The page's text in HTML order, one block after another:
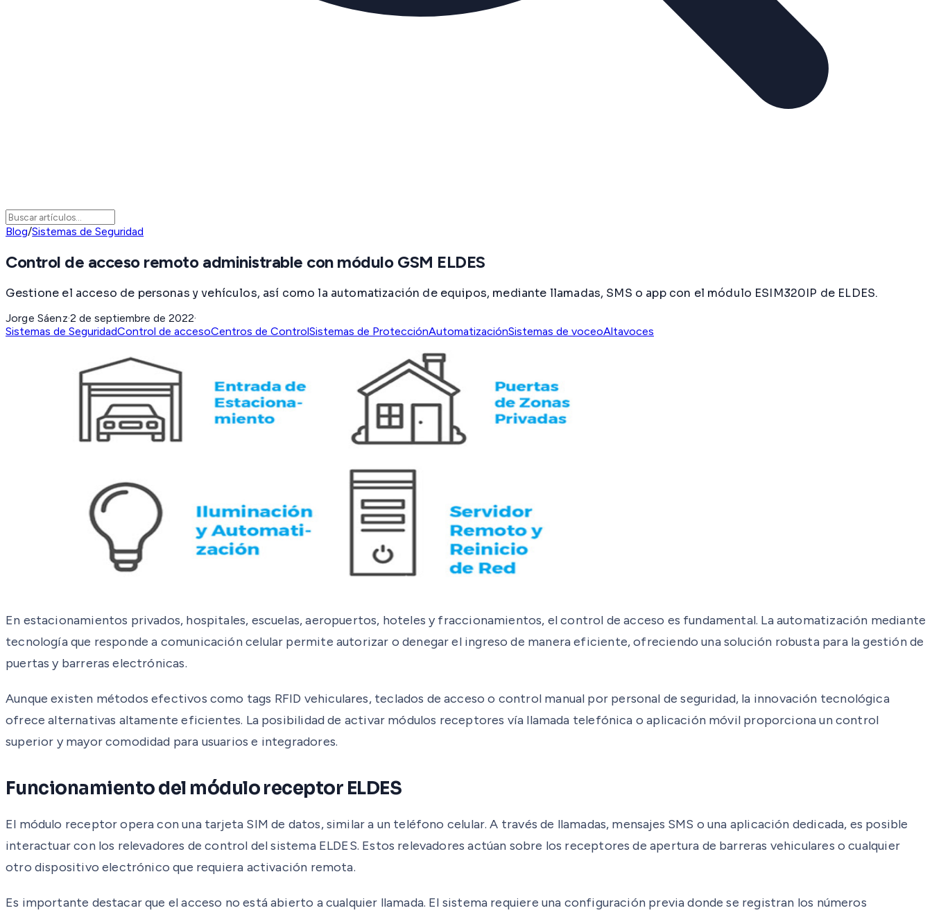
Blog/Sistemas de Seguridad
Control de acceso remoto administrable con módulo GSM ELDES
Gestione el acceso de personas y vehículos, así como la automatización de equipos, mediante llamadas, SMS o app con el módulo ESIM320IP de ELDES.
Jorge Sáenz·2 de septiembre de 2022·
Sistemas de SeguridadControl de accesoCentros de ControlSistemas de ProtecciónAutomatizaciónSistemas de voceoAltavoces
En estacionamientos privados, hospitales, escuelas, aeropuertos, hoteles y fraccionamientos, el control de acceso es fundamental. La automatización mediante
tecnología que responde a comunicación celular permite autorizar o denegar el ingreso de manera eficiente, ofreciendo una solución robusta para la gestión de
puertas y barreras electrónicas.
Aunque existen métodos efectivos como tags RFID vehiculares, teclados de acceso o control manual por personal de seguridad, la innovación tecnológica
ofrece alternativas altamente eficientes. La posibilidad de activar módulos receptores vía llamada telefónica o aplicación móvil proporciona un control
superior y mayor comodidad para usuarios e integradores.
Funcionamiento del módulo receptor ELDES
El módulo receptor opera con una tarjeta SIM de datos, similar a un teléfono celular. A través de llamadas, mensajes SMS o una aplicación dedicada, es posible
interactuar con los relevadores de control del sistema ELDES. Estos relevadores actúan sobre los receptores de apertura de barreras vehiculares o cualquier
otro dispositivo electrónico que requiera activación remota.
Es importante destacar que el acceso no está abierto a cualquier llamada. El sistema requiere una configuración previa donde se registran los números